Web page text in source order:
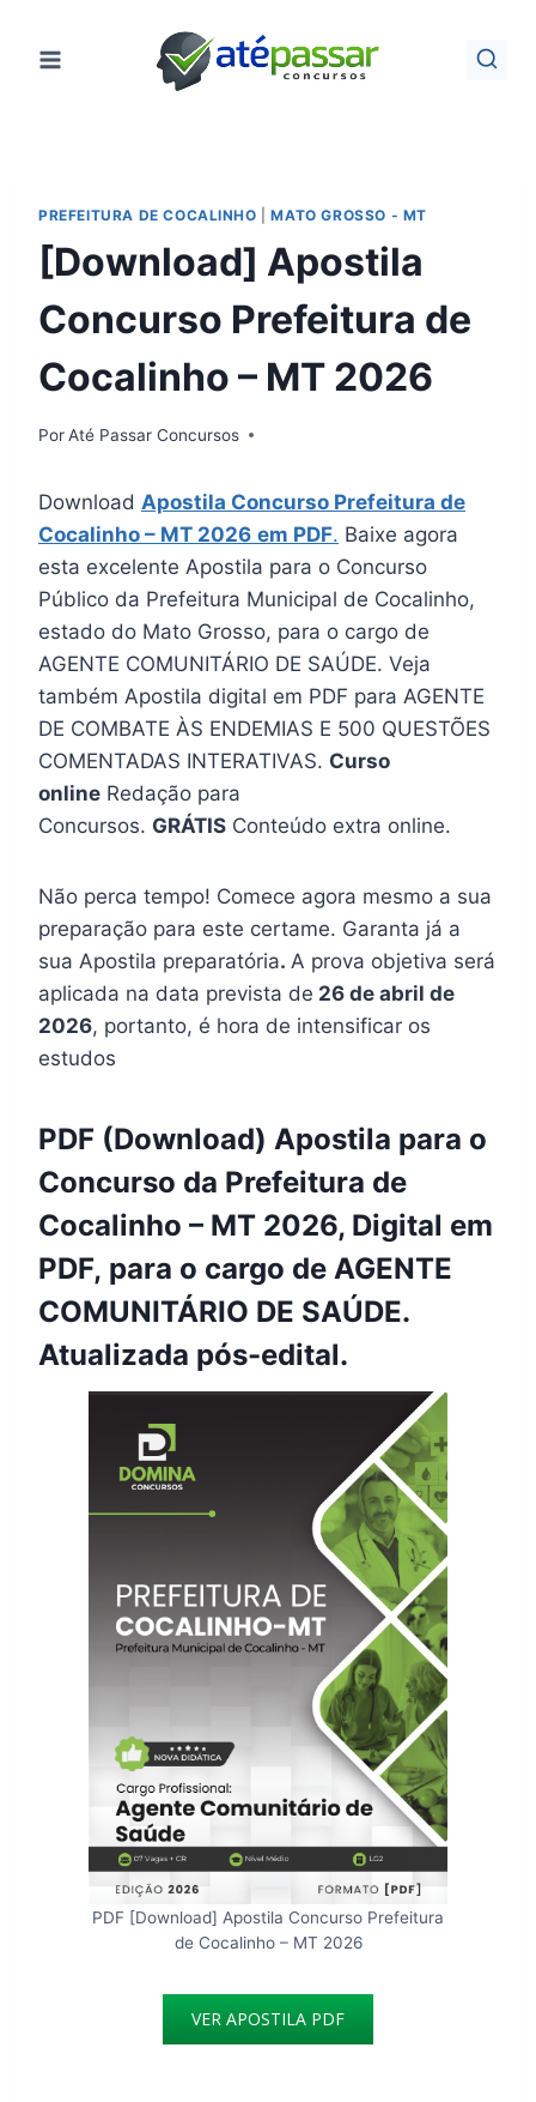
para
PREFEITURA DE COCALINHO |MATO GROSSO - MT
[Download] Apostila
Concurso Prefeitura de
Cocalinho – MT 2026
PorAté Passar Concursos
Download Apostila Concurso Prefeitura de
Cocalinho – MT 2026 em PDF. Baixe agora
esta excelente Apostila para o Concurso
Público da Prefeitura Municipal de Cocalinho,
estado do Mato Grosso, para o cargo de
AGENTE COMUNITÁRIO DE SAÚDE. Veja
também Apostila digital em PDF para AGENTE
DE COMBATE ÀS ENDEMIAS E 500 QUESTÕES
COMENTADAS INTERATIVAS. Curso
online Redação para
Concursos. GRÁTIS Conteúdo extra online.
Não perca tempo! Comece agora mesmo a sua
preparação para este certame. Garanta já a
sua Apostila preparatória. A prova objetiva será
aplicada na data prevista de 26 de abril de
2026, portanto, é hora de intensificar os
estudos
PDF (Download) Apostila para o
Concurso da Prefeitura de
Cocalinho – MT 2026, Digital em
PDF, para o cargo de AGENTE
COMUNITÁRIO DE SAÚDE.
Atualizada pós-edital.
PDF [Download] Apostila Concurso Prefeitura
de Cocalinho – MT 2026
VER APOSTILA PDF